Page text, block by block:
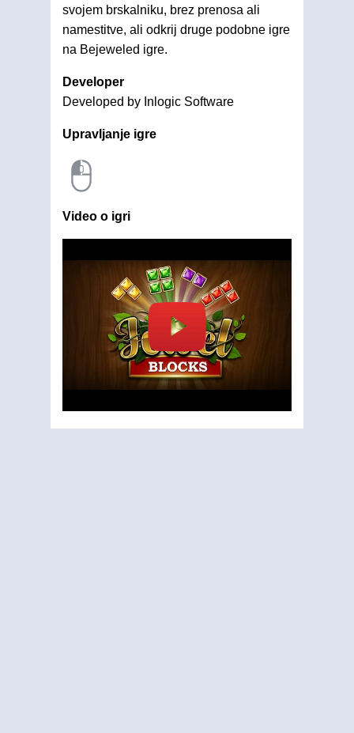
svojem brskalniku, brez prenosa ali
namestitve, ali odkrij druge podobne igre
na Bejeweled igre.
Developer
Developed by Inlogic Software
Upravljanje igre
Video o igri